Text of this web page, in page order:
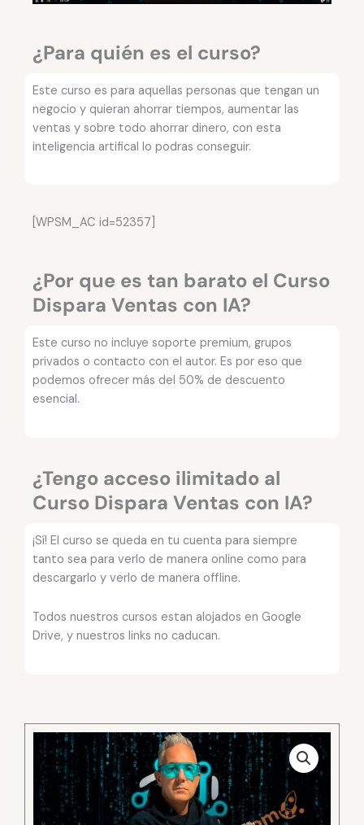
¿Para quién es el curso?
Este curso es para aquellas personas que tengan un
negocio y quieran ahorrar tiempos, aumentar las
ventas y sobre todo ahorrar dinero, con esta
inteligencia artifical lo podras conseguir.
[WPSM_AC id=52357]
¿Por que es tan barato el Curso
Dispara Ventas con IA?
Este curso no incluye soporte premium, grupos
privados o contacto con el autor. Es por eso que
podemos ofrecer más del 50% de descuento
esencial.
¿Tengo acceso ilimitado al
Curso Dispara Ventas con IA?
¡Sí! El curso se queda en tu cuenta para siempre
tanto sea para verlo de manera online como para
descargarlo y verlo de manera offline.
Todos nuestros cursos estan alojados en Google
Drive, y nuestros links no caducan.